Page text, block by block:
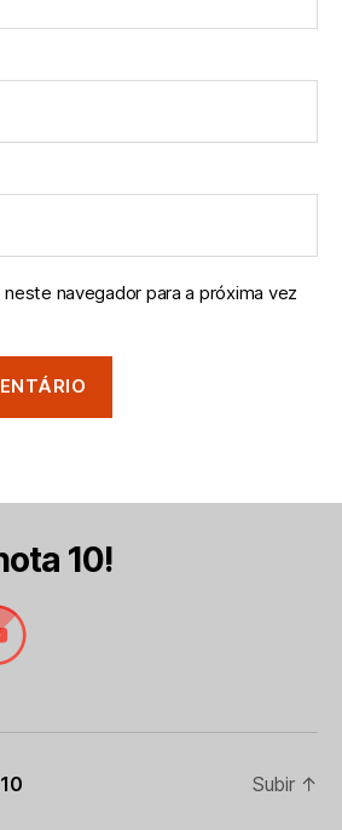
navegador para a próxima vez
10!
Subir ↑